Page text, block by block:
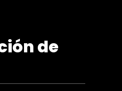
de